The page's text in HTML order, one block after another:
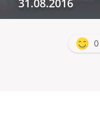
31.08.2016
0